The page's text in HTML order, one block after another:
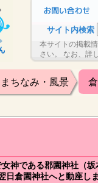
サイト内検索
本サイトの掲載
さい。 なお、詳
ちなみ・風景
神である郡園神社（
倉園神社へと動座し